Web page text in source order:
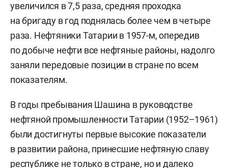
увеличился в 7,5 раза, средняя проходка
на бригаду в год поднялась более чем в четыре
раза. Нефтяники Татарии в 1957-м, опередив
по добыче нефти все нефтяные районы, надолго
заняли передовые позиции в стране по всем
показателям.
В годы пребывания Шашина в руководстве
нефтяной промышленности Татарии (1952–1961)
были достигнуты первые высокие показатели
в развитии района, принесшие нефтяную славу
республике не только в стране, но и далеко